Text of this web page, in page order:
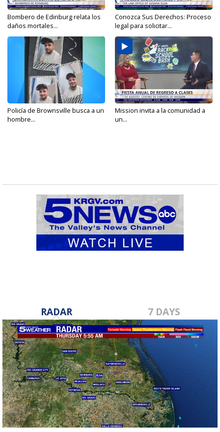
Bombero de Edinburg relata los
daños mortales...
Conozca Sus Derechos: Proceso
legal para solicitar...
Policía de Brownsville busca a un
hombre...
Mission invita a la comunidad a
un...
RADAR 7 DAYS